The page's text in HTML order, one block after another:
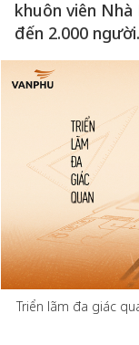
khuôn viên
đến 2.000 người.
Triển lãm đa giác